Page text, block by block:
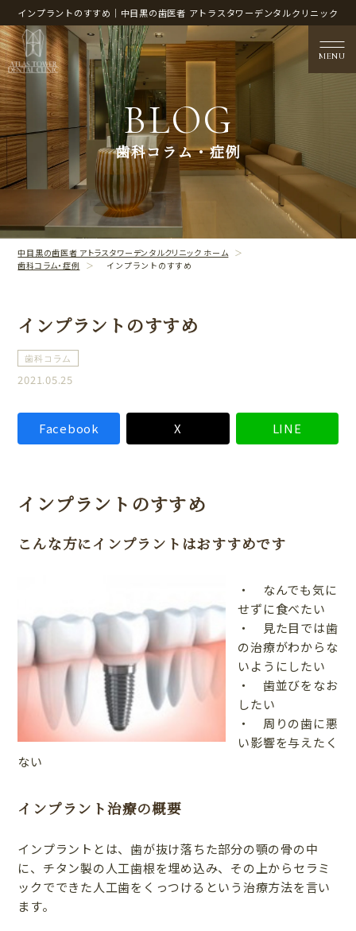
インプラントのすすめ｜中目黒の歯医者 アトラスタワーデンタルクリニック
MENU
医院概要
CLINIC CONTENTS
治療案内
TREATMENT CONTENTS
BLOG
歯科コラム・症例
中目黒の歯医者 アトラスタワーデンタルクリニック ホーム
歯科コラム・症例
インプラントのすすめ
インプラントのすすめ
歯科コラム
2021.05.25
Facebook X LINE
インプラントのすすめ
こんな方にインプラントはおすすめです
・ なんでも気に
せずに食べたい
・ 見た目では歯
の治療がわからな
いようにしたい
・ 歯並びをなお
したい
・ 周りの歯に悪
い影響を与えたく
ない
インプラント治療の概要
インプラントとは、歯が抜け落ちた部分の顎の骨の中
に、チタン製の人工歯根を埋め込み、その上からセラミ
ックでできた人工歯をくっつけるという治療方法を言い
ます。